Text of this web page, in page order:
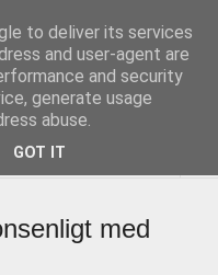
horisont
med
to deliver its services
and user-agent are
and security
generate usage
abuse.
GOT IT